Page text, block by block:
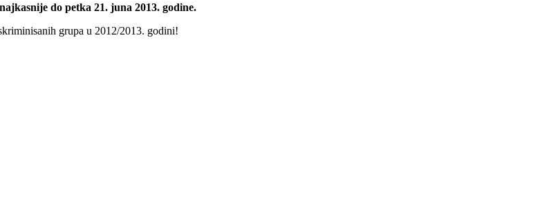
najkasnije do petka 21. juna 2013. godine.
grupa u 2012/2013. godini!